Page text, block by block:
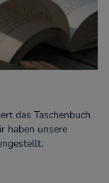
das Taschenbuch
haben unsere